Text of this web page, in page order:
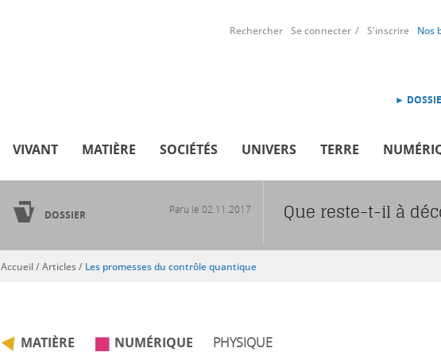
Rechercher Se connecter S'inscrire Nos
►
VIVANT MATIÈRE SOCIÉTÉS UNIVERS TERRE
DOSSIER Paru le 02.11.2017 Que reste-t-il à
Vous êtes ici
Accueil/Articles/ Les promesses du contrôle quantique
MATIÈRE NUMÉRIQUE PHYSIQUE